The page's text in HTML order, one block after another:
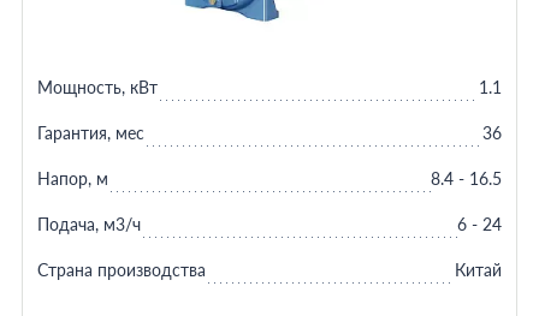
Мощность, кВт 1.1
Гарантия, мес 36
Напор, м 8.4 - 16.5
Подача, м3/ч 6 - 24
Страна производства Китай